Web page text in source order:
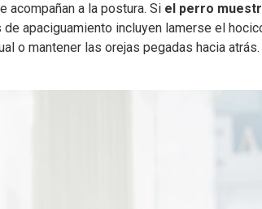
acompañan a la postura. Si el perro
apaciguamiento incluyen lamerse el
o mantener las orejas pegadas hacia atrás.